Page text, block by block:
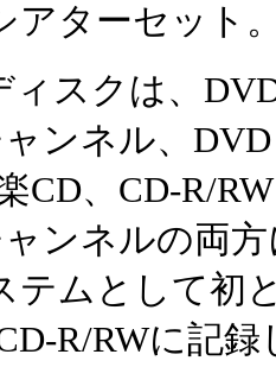
アターセット
スクは、
ンネル、
CD、CD-R/
ンネルの両
テムとして初
R/RWに記